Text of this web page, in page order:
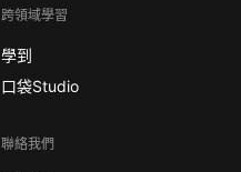
跨領域學習
學到
口袋Studio
聯絡我們